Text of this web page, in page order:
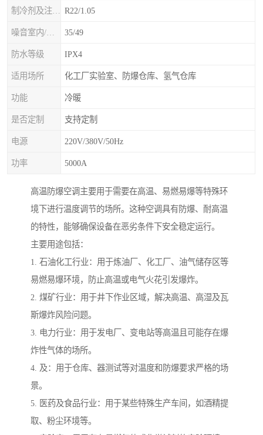
R22/1.05
35/49
防水等级 IPX4
适用场所 化工厂实验室、防爆仓库、氢气仓库
功能 冷暖
是否定制 支持定制
电源 220V/380V/50Hz
功率 5000A
高温防爆空调主要用于需要在高温、易燃易爆等特殊环
境下进行温度调节的场所。这种空调具有防爆、耐高温
的特性，能够确保设备在恶劣条件下安全稳定运行。
主要用途包括：
1. 石油化工行业：用于炼油厂、化工厂、油气储存区等
易燃易爆环境，防止高温或电气火花引发爆炸。
2. 煤矿行业：用于井下作业区域，解决高温、高湿及瓦
斯爆炸风险问题。
3. 电力行业：用于发电厂、变电站等高温且可能存在爆
炸性气体的场所。
4. 及：用于仓库、器测试等对温度和防爆要求严格的场
景。
5. 医药及食品行业：用于某些特殊生产车间，如酒精提
取、粉尘环境等。